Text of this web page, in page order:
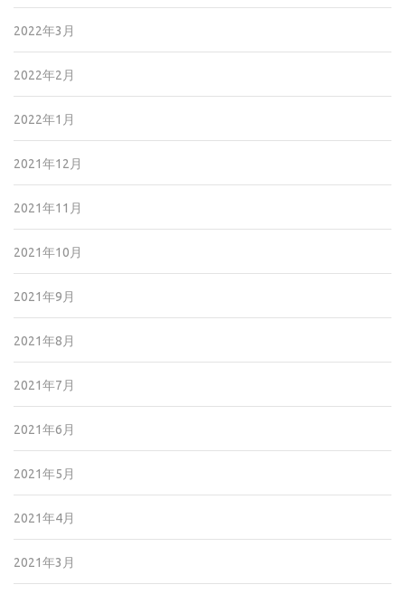
2022年3月
2022年2月
2022年1月
2021年12月
2021年11月
2021年10月
2021年9月
2021年8月
2021年7月
2021年6月
2021年5月
2021年4月
2021年3月